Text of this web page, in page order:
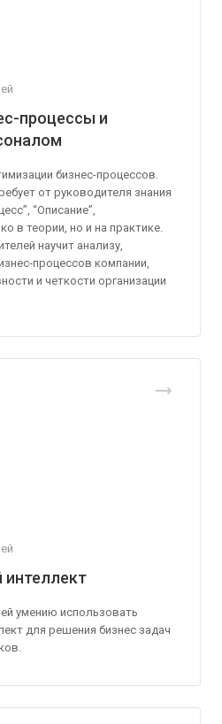
процессы и
бизнес-процессов.
от руководителя знания
“Описание”,
в теории, но и на практике.
научит анализу,
процессов компании,
и четкости организации
умению использовать
для решения бизнес задач